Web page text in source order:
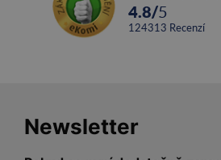
4.8/5
124313 recenzí
Newsletter